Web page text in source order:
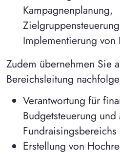
Kampagnenplanung,
Implementierung von
Zudem übernehmen Sie
Bereichsleitung
Verantwortung für
Budgetsteuerung
Fundraisingsbereichs
Erstellung von